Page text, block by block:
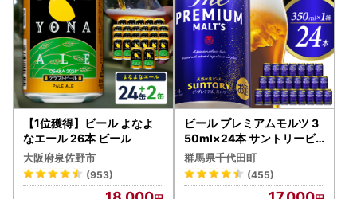
【1位獲得】ビール よなよ
なエール 26本 ビール
大阪府泉佐野市
(953)
ビール プレミアムモルツ 3
50ml×24本 サントリービ
ール
群馬県千代田町
(455)